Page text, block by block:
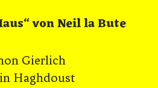
von Neil la Bute